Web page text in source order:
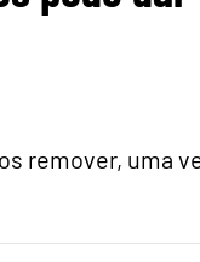
remover, uma